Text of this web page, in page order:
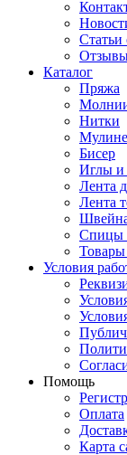
Статьи
Каталог
Пряжа
Нитки
Мулине
Бисер
Иглы и
Лента
Лента
Спицы
Товары
Условия
Помощь
Оплата
Карта